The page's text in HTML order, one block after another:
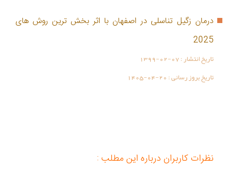
درمان زگیل تناسلی در اصفهان با اثر بخش ترین روش های
2025
تاریخ انتشار :1399-02-07
تاریخ بروز رسانی :1405-04-20
نظرات کاربران درباره این مطلب :